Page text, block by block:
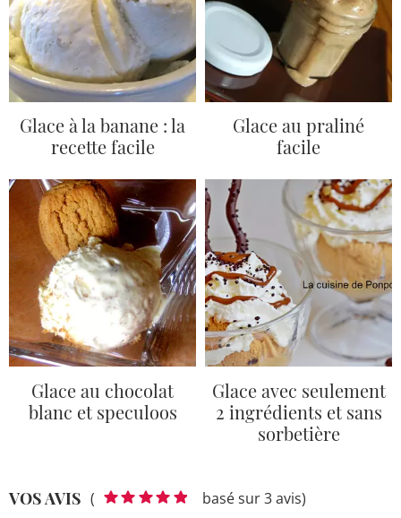
Glace à la banane : la
recette facile
Glace au praliné
facile
Glace au chocolat
blanc et speculoos
Glace avec seulement
2 ingrédients et sans
sorbetière
VOS AVIS ( basé sur 3 avis)